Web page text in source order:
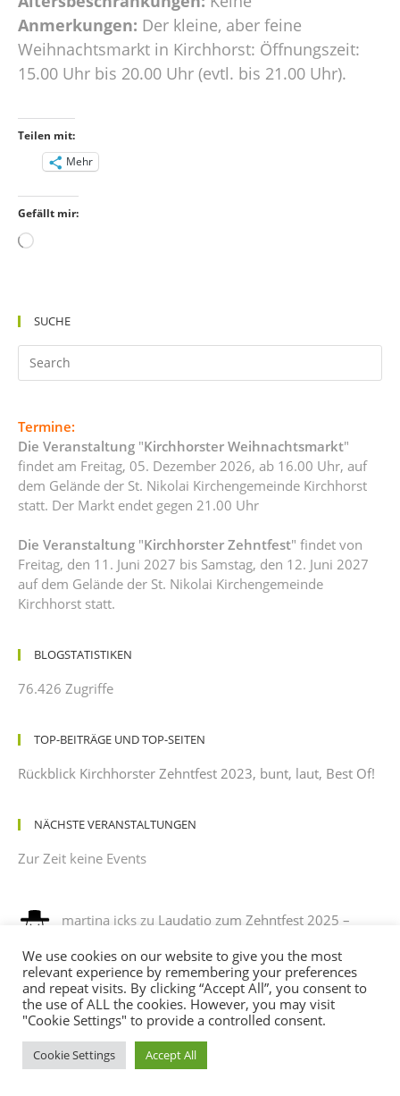
Anmerkungen: Der kleine, aber feine
Weihnachtsmarkt in Kirchhorst: Öffnungszeit:
15.00 Uhr bis 20.00 Uhr (evtl. bis 21.00 Uhr).
Teilen mit:
Mehr
Gefällt mir:
Wird
SUCHE
Termine:
Die Veranstaltung "Kirchhorster Weihnachtsmarkt"
findet am Freitag, 05. Dezember 2026, ab 16.00 Uhr, auf
dem Gelände der St. Nikolai Kirchengemeinde Kirchhorst
statt. Der Markt endet gegen 21.00 Uhr
Die Veranstaltung "Kirchhorster Zehntfest" findet von
Freitag, den 11. Juni 2027 bis Samstag, den 12. Juni 2027
auf dem Gelände der St. Nikolai Kirchengemeinde
Kirchhorst statt.
BLOGSTATISTIKEN
76.426 Zugriffe
TOP-BEITRÄGE UND TOP-SEITEN
Rückblick Kirchhorster Zehntfest 2023, bunt, laut, Best Of!
NÄCHSTE VERANSTALTUNGEN
Zur Zeit keine Events
martina ickszu Laudatio zum Zehntfest 2025 –
leichtem Sonnenbrand
12/08/2025
es war ein phantastisches fest , es hat sehr viel spaß
gemacht, mit verkleidung noch mehr spaß. ich habe sehr…
Andreaszu Programm des Kirchhorster Zehntfestes
We use cookies on our website to give you the most
relevant experience by remembering your preferences
and repeat visits. By clicking “Accept All”, you consent to
the use of ALL the cookies. However, you may visit
"Cookie Settings" to provide a controlled consent.
Cookie Settings Accept All